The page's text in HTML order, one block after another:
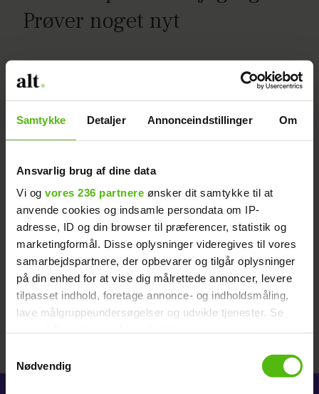
Samtykke Detaljer Annonceindstillinger Om
Ansvarlig brug af dine data
Vi og vores 236 partnere ønsker dit samtykke til at
anvende cookies og indsamle persondata om IP-
adresse, ID og din browser til præferencer, statistik og
marketingformål. Disse oplysninger videregives til vores
samarbejdspartnere, der opbevarer og tilgår oplysninger
på din enhed for at vise dig målrettede annoncer, levere
tilpasset indhold, foretage annonce- og indholdsmåling,
lave målgruppeundersøgelser og udvikle tjenester. Se
tilbage eller ændre indstillinger fra vores
"Cookiedeklaration", eller ved at trykke på "Privacy
Nødvendig
Prøver noget nyt
Mormor på mandejagt
Annonce